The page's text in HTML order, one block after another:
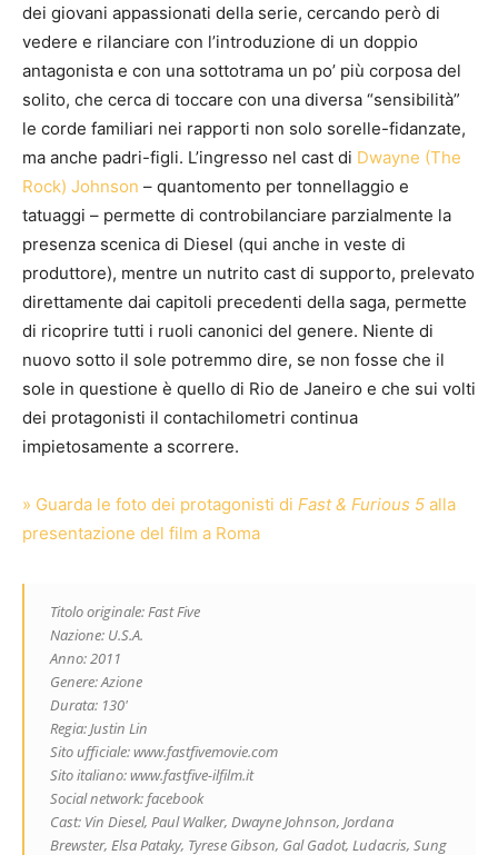
dei giovani appassionati della serie, cercando però di
vedere e rilanciare con l’introduzione di un doppio
antagonista e con una sottotrama un po’ più corposa del
solito, che cerca di toccare con una diversa “sensibilità”
le corde familiari nei rapporti non solo sorelle-fidanzate,
ma anche padri-figli. L’ingresso nel cast di Dwayne (The
Rock) Johnson – quantomento per tonnellaggio e
tatuaggi – permette di controbilanciare parzialmente la
presenza scenica di Diesel (qui anche in veste di
produttore), mentre un nutrito cast di supporto, prelevato
direttamente dai capitoli precedenti della saga, permette
di ricoprire tutti i ruoli canonici del genere. Niente di
nuovo sotto il sole potremmo dire, se non fosse che il
sole in questione è quello di Rio de Janeiro e che sui volti
dei protagonisti il contachilometri continua
impietosamente a scorrere.
» Guarda le foto dei protagonisti di Fast & Furious 5 alla
presentazione del film a Roma
Titolo originale: Fast Five
Nazione: U.S.A.
Anno: 2011
Genere: Azione
Durata: 130′
Regia: Justin Lin
Sito ufficiale: www.fastfivemovie.com
Sito italiano: www.fastfive-ilfilm.it
Social network: facebook
Cast: Vin Diesel, Paul Walker, Dwayne Johnson, Jordana
Brewster, Elsa Pataky, Tyrese Gibson, Gal Gadot, Ludacris, Sung